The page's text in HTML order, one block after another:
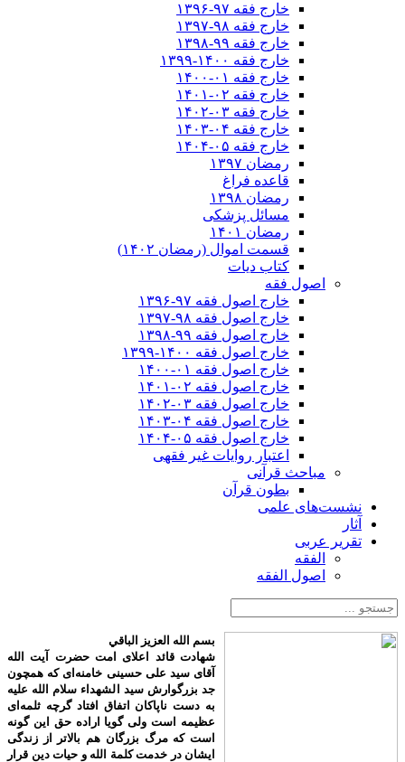
خارج فقه ۹۷-۱۳۹۶
خارج فقه ۹۸-۱۳۹۷
خارج فقه ۹۹-۱۳۹۸
خارج فقه ۱۴۰۰-۱۳۹۹
خارج فقه ۰۱-۱۴۰۰
خارج فقه ۰۲-۱۴۰۱
خارج فقه ۰۳-۱۴۰۲
خارج فقه ۰۴-۱۴۰۳
خارج فقه ۰۵-۱۴۰۴
رمضان ۱۳۹۷
قاعده فراغ
رمضان ۱۳۹۸
مسائل پزشکی
رمضان ۱۴۰۱
قسمت اموال (رمضان ۱۴۰۲)
کتاب دیات
اصول فقه
خارج اصول فقه ۹۷-۱۳۹۶
خارج اصول فقه ۹۸-۱۳۹۷
خارج اصول فقه ۹۹-۱۳۹۸
خارج اصول فقه ۱۴۰۰-۱۳۹۹
خارج اصول فقه ۰۱-۱۴۰۰
خارج اصول فقه ۰۲-۱۴۰۱
خارج اصول فقه ۰۳-۱۴۰۲
خارج اصول فقه ۰۴-۱۴۰۳
خارج اصول فقه ۰۵-۱۴۰۴
اعتبار روایات غیر فقهی
مباحث قرآنی
بطون قرآن
نشست‌های علمی
آثار
تقریر عربی
الفقه
اصول الفقه
بسم الله العزیز الباقي
شهادت قائد اعلای امت حضرت آیت الله
آقای سید علی حسینی خامنه‌ای که همچون
جد بزرگوارش سید الشهداء سلام الله علیه
به دست ناپاکان اتفاق افتاد گرچه ثلمه‌ای
عظیمه است ولی گویا اراده حق این گونه
است که مرگ بزرگان هم بالاتر از زندگی
ایشان در خدمت کلمة الله و حیات دین قرار